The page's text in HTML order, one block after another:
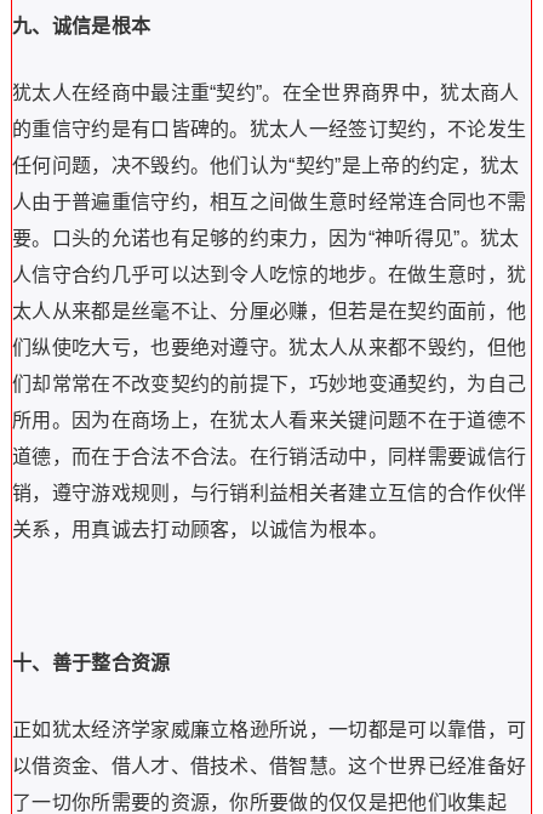
九、诚信是根本
犹太人在经商中最注重“契约”。 在全世界商界中，犹太商人
的重信守约是有口皆碑的。 犹太人一经签订契约，不论发生
任何问题，决不毁约。他们认为“契约”是上帝的约定，犹太
人由于普遍重信守约，相互之间做生意时经常连合同也不需
要。
口头的允诺也有足够的约束力，因 为“神听得见”。 犹太
人信守合约几乎可以达到令人吃惊的地步。在做生意时，犹
太人从来都是丝毫不让、分厘必赚，但若是在契约面前，他
们纵使吃大亏，也要绝对遵守。 犹太人从来都不毁约，但他
们却常常在不改变契约的前提下，巧妙地变通契约，为自己
所用。
因为在商场上，在犹太人看来关键问题不在于道德不
道德，而在于合法不合法。 在行销活动中，同样需要诚信行
销，遵守游戏规则，与行销利益相关者建立互信的合作伙伴
关系，用真诚去打动顾客，以诚信为根本。
十、善于整合资源
正如犹太经济学家威廉立格逊所说，一切都是可以靠借，可
以借资金、借人才、借技术、借智慧。这个世界已经准备好
了一切你所需要的资源，你所要做的仅仅是把他们收集起